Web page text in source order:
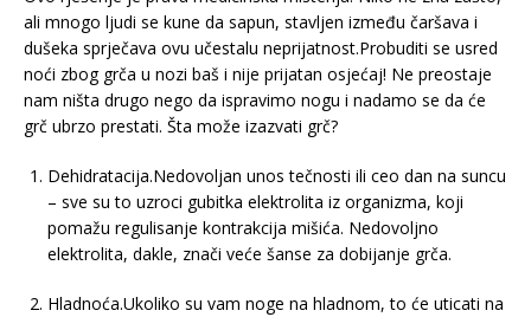
ali mnogo ljudi se kune da sapun, stavljen između čaršava i
dušeka sprječava ovu učestalu neprijatnost.Probuditi se usred
noći zbog grča u nozi baš i nije prijatan osjećaj! Ne preostaje
nam ništa drugo nego da ispravimo nogu i nadamo se da će
grč ubrzo prestati. Šta može izazvati grč?
Dehidratacija.Nedovoljan unos tečnosti ili ceo dan na suncu
– sve su to uzroci gubitka elektrolita iz organizma, koji
pomažu regulisanje kontrakcija mišića. Nedovoljno
elektrolita, dakle, znači veće šanse za dobijanje grča.
Hladnoća.Ukoliko su vam noge na hladnom, to će uticati na